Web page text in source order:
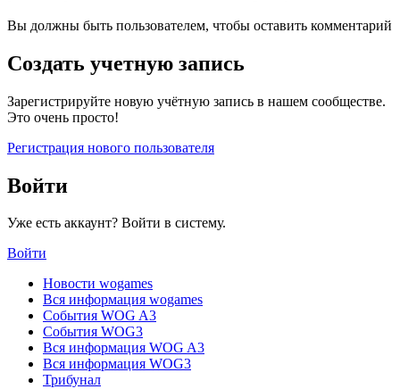
Вы должны быть пользователем, чтобы оставить комментарий
Создать учетную запись
Зарегистрируйте новую учётную запись в нашем сообществе.
Это очень просто!
Регистрация нового пользователя
Войти
Уже есть аккаунт? Войти в систему.
Войти
Новости wogames
Вся информация wogames
События WOG A3
События WOG3
Вся информация WOG A3
Вся информация WOG3
Трибунал